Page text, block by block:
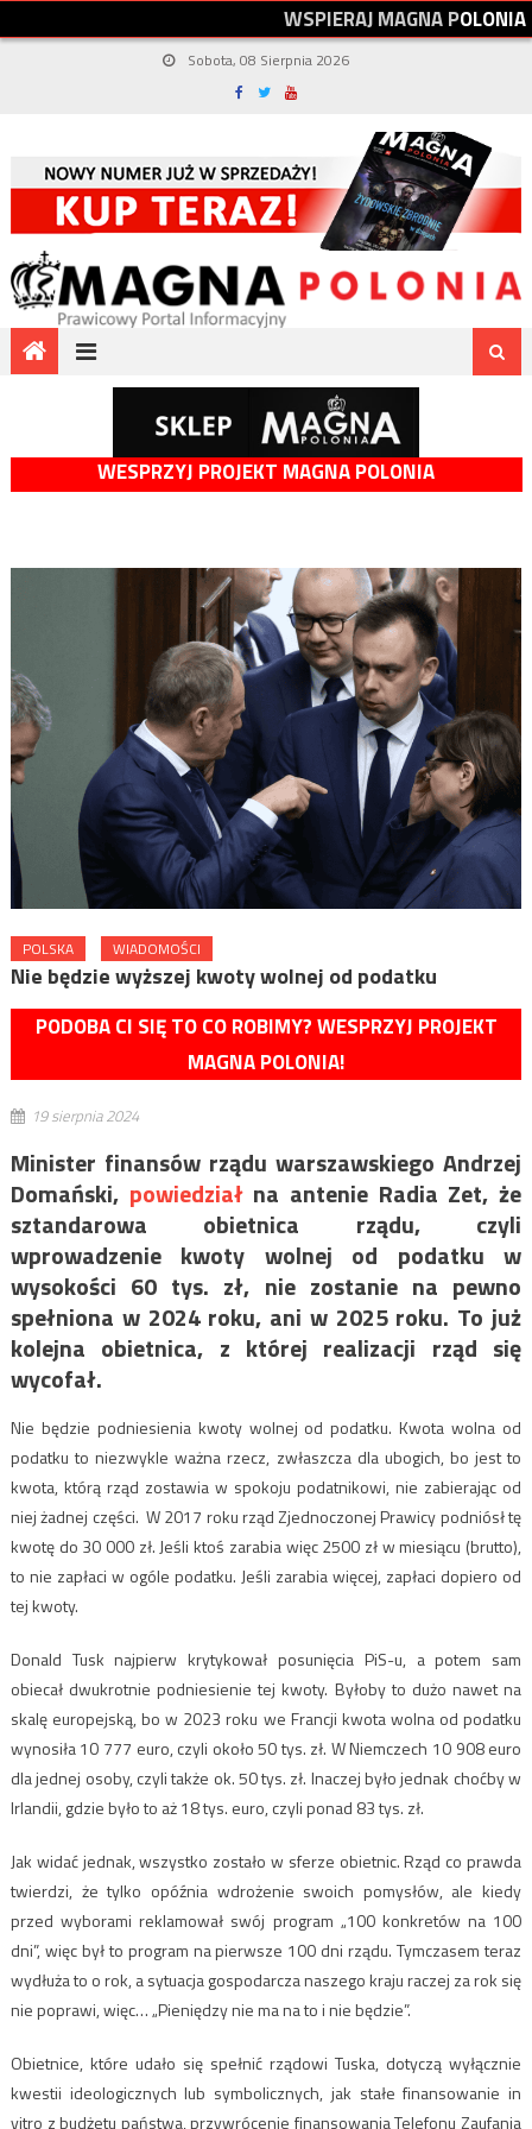
WSPIERAJMAGNAPOLONIA
Sobota, 08 Sierpnia 2026
WESPRZYJ PROJEKT MAGNA POLONIA
POLSKA WIADOMOŚCI
Nie będzie wyższej kwoty wolnej od podatku
PODOBA CI SIĘ TO CO ROBIMY? WESPRZYJ PROJEKT
MAGNA POLONIA!
19 sierpnia 2024
Minister finansów rządu warszawskiego Andrzej
Domański, powiedziałna antenie Radia Zet, że
sztandarowa obietnica rządu, czyli
wprowadzenie kwoty wolnej od podatku w
wysokości 60 tys. zł, nie zostanie na pewno
spełniona w 2024 roku, ani w 2025 roku. To już
kolejna obietnica, z której realizacji rząd się
wycofał.
Nie będzie podniesienia kwoty wolnej od podatku. Kwota wolna od
podatku to niezwykle ważna rzecz, zwłaszcza dla ubogich, bo jest to
kwota, którą rząd zostawia w spokoju podatnikowi, nie zabierając od
niej żadnej części. W 2017 roku rząd Zjednoczonej Prawicy podniósł tę
kwotę do 30 000 zł. Jeśli ktoś zarabia więc 2500 zł w miesiącu (brutto),
to nie zapłaci w ogóle podatku. Jeśli zarabia więcej, zapłaci dopiero od
tej kwoty.
Donald Tusk najpierw krytykował posunięcia PiS-u, a potem sam
obiecał dwukrotnie podniesienie tej kwoty. Byłoby to dużo nawet na
skalę europejską, bo w 2023 roku we Francji kwota wolna od podatku
wynosiła 10 777 euro, czyli około 50 tys. zł. W Niemczech 10 908 euro
dla jednej osoby, czyli także ok. 50 tys. zł. Inaczej było jednak choćby w
Irlandii, gdzie było to aż 18 tys. euro, czyli ponad 83 tys. zł.
Jak widać jednak, wszystko zostało w sferze obietnic. Rząd co prawda
twierdzi, że tylko opóźnia wdrożenie swoich pomysłów, ale kiedy
przed wyborami reklamował swój program „100 konkretów na 100
dni”, więc był to program na pierwsze 100 dni rządu. Tymczasem teraz
wydłuża to o rok, a sytuacja gospodarcza naszego kraju raczej za rok się
nie poprawi, więc… „Pieniędzy nie ma na to i nie będzie”.
Obietnice, które udało się spełnić rządowi Tuska, dotyczą wyłącznie
kwestii ideologicznych lub symbolicznych, jak stałe finansowanie in
vitro z budżetu państwa, przywrócenie finansowania Telefonu Zaufania